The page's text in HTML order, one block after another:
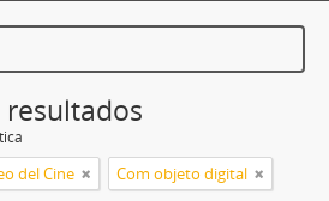
del Cine Com objeto digital